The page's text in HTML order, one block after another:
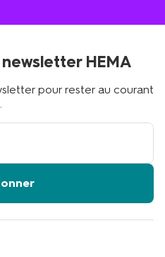
HEMA
pour rester au courant